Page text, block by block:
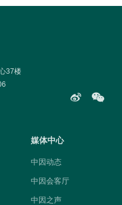
37楼
媒体中心
中因动态
中因会客厅
中因之声